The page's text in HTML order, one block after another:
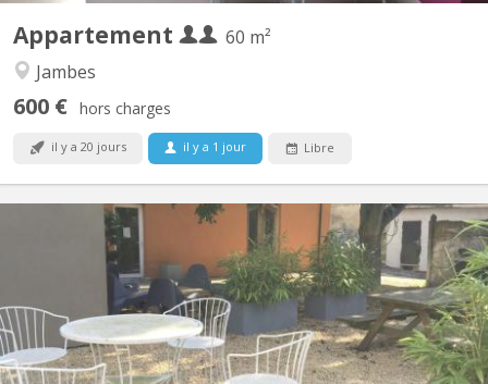
Appartement
60 m²
Jambes
600 € hors charges
il y a 20 jours il y a 1 jour Libre
KN 145
3 kots disponibles (sans domiciliation) à partir du 01 septembre
2026 - 12 étudiants(es) dans une maison de maître: 2 UNamur
Vétérinaire, 1 UNamur Médecine, 2 UNamur Philo, 1 Henalux, 1
ESA Int Business, 2 Albert Jacquart, tous sérieux et calmes 👌
Agrées aux normes de sécurité, de logement et...